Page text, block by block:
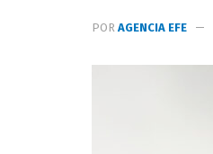
POR AGENCIA EFE